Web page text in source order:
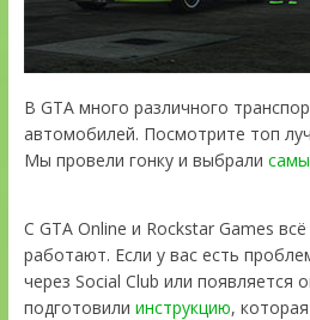
В GTA много различного
автомобилей. Посмотрите топ
Мы провели гонку и выбрали
С GTA Online и Rockstar Games
работают. Если у вас есть
через Social Club или появляется
подготовили инструкцию,